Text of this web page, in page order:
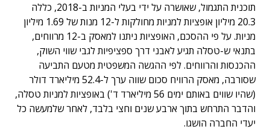
תוכנית התגמול, שאושרה על ידי בעלי המניות ב-2018, כללה
20.3 מיליון אופציות למניות מחולקות ל-12 מנות של 1.69 מיליון
מניות. על פי ההסכם, האופציות ניתנו למאסק ב-12 מרווחים,
בתנאי ש-טסלה תגיע לאבני דרך ספציפיות לגבי שווי השוק,
ההכנסות והרווחים. לפי ההגשה המשפטית מטעם התביעה
שסורבה, מאסק הרוויח סכום שווה ערך ל-52.4 מיליארד דולר
(שהיו שווים באותם ימים 56 מיליארד ד') באופציות למניות טסלה,
והדבר התרחש בתוך ארבע שנים וחצי בלבד, לאחר שלמעשה כל
יעדי החברה הושגו.